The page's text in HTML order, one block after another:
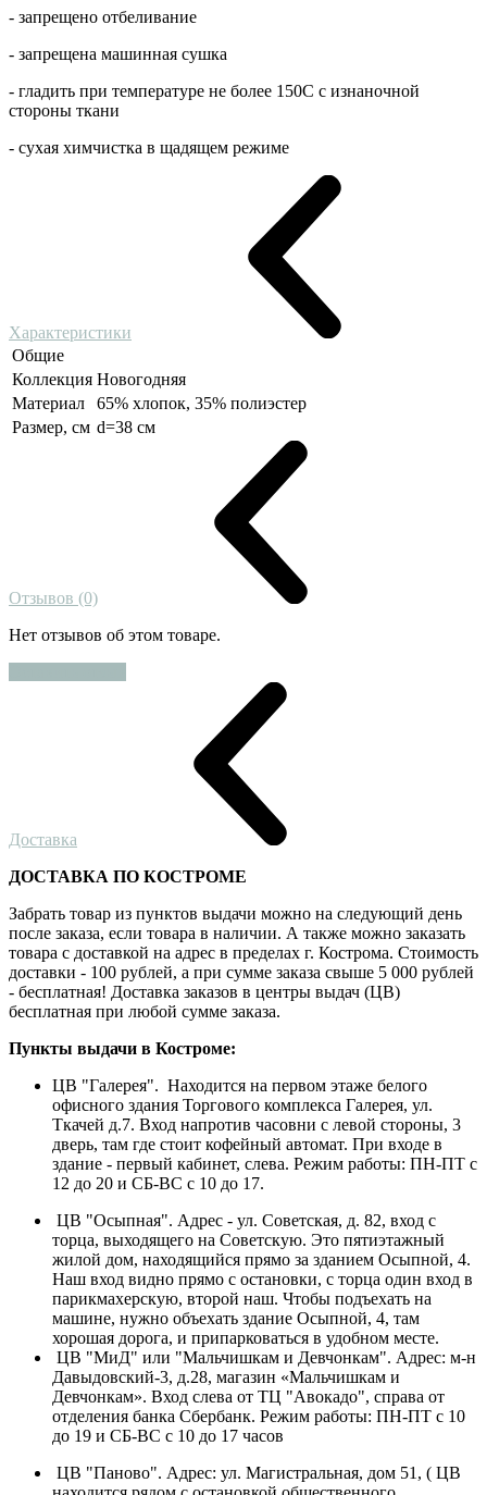
- запрещено отбеливание
- запрещена машинная сушка
- гладить при температуре не более 150С с изнаночной
стороны ткани
- сухая химчистка в щадящем режиме
Характеристики
Общие
Коллекция Новогодняя
Материал
65% хлопок, 35% полиэстер
Размер, см d=38 см
Отзывов (0)
Нет отзывов об этом товаре.
Доставка
ДОСТАВКА ПО КОСТРОМЕ
Забрать товар из пунктов выдачи можно на следующий день
после заказа, если товара в наличии. А также можно заказать
товара с доставкой на адрес в пределах г. Кострома. Стоимость
доставки - 100 рублей, а при сумме заказа свыше 5 000 рублей
- бесплатная! Доставка заказов в центры выдач (ЦВ)
бесплатная при любой сумме заказа.
Пункты выдачи в Костроме:
ЦВ "Галерея". Находится на первом этаже белого
офисного здания Торгового комплекса Галерея, ул.
Ткачей д.7. Вход напротив часовни с левой стороны, 3
дверь, там где стоит кофейный автомат. При входе в
здание - первый кабинет, слева. Режим работы: ПН-ПТ с
12 до 20 и СБ-ВС с 10 до 17.
ЦВ "Осыпная". Адрес - ул. Советская, д. 82, вход с
торца, выходящего на Советскую. Это пятиэтажный
жилой дом, находящийся прямо за зданием Осыпной, 4.
Наш вход видно прямо с остановки, с торца один вход в
парикмахерскую, второй наш. Чтобы подъехать на
машине, нужно объехать здание Осыпной, 4, там
хорошая дорога, и припарковаться в удобном месте.
ЦВ "МиД" или "Мальчишкам и Девчонкам". Адрес: м-н
Давыдовский-3, д.28, магазин «Мальчишкам и
Девчонкам». Вход слева от ТЦ "Авокадо", справа от
отделения банка Сбербанк. Режим работы: ПН-ПТ с 10
до 19 и СБ-ВС с 10 до 17 часов
ЦВ "Паново". Адрес: ул. Магистральная, дом 51, ( ЦВ